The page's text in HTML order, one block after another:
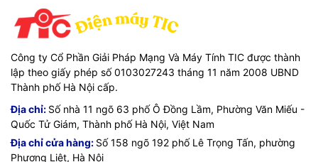
Điện thoại: 0976115555
Email: sales@tic.vn
Website: https://tic.vn/
VegGieg - Kết nối mạnh mẽ, truyền tải hoàn hảo.
Công ty Cổ Phần Giải Pháp Mạng Và Máy Tính TIC được thành
lập theo giấy phép số 0103027243 tháng 11 năm 2008 UBND
Thành phố Hà Nội cấp.
Địa chỉ: Số nhà 11 ngõ 63 phố Ô Đồng Lầm, Phường Văn Miếu -
Quốc Tử Giám, Thành phố Hà Nội, Việt Nam
Địa chỉ cửa hàng: Số 158 ngõ 192 phố Lê Trọng Tấn, phường
Phương Liệt, Hà Nội